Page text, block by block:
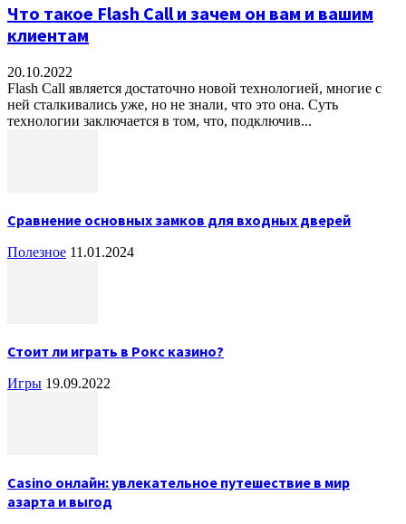
Что такое Flash Call и зачем он вам и вашим
клиентам
20.10.2022
Flash Call является достаточно новой технологией, многие с
ней сталкивались уже, но не знали, что это она. Суть
технологии заключается в том, что, подключив...
Сравнение основных замков для входных дверей
Полезное 11.01.2024
Стоит ли играть в Рокс казино?
Игры 19.09.2022
Casino онлайн: увлекательное путешествие в мир
азарта и выгод